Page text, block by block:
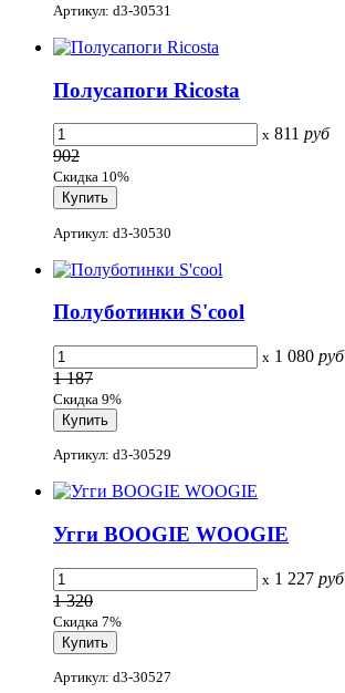
Артикул: d3-30531
Полусапоги Ricosta
x 811 руб
902
Скидка 10%
Артикул: d3-30530
Полуботинки S'cool
x 1 080 руб
1 187
Скидка 9%
Артикул: d3-30529
Угги BOOGIE WOOGIE
x 1 227 руб
1 320
Скидка 7%
Артикул: d3-30527